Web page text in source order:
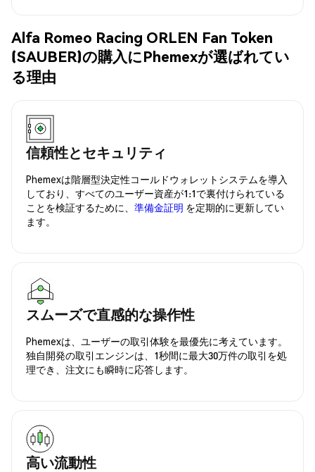
Alfa Romeo Racing ORLEN Fan Token
(SAUBER)の購入にPhemexが選ばれてい
る理由
信頼性とセキュリティ
Phemexは階層型決定性コールドウォレットシステムを導入
しており、すべてのユーザー資産が1:1で裏付けられている
ことを検証するために、 準備金証明 を定期的に更新してい
ます。
スムーズで直感的な操作性
Phemexは、ユーザーの取引体験を最優先に考えています。
独自開発の取引エンジンは、1秒間に最大30万件の取引を処
理でき、注文にも瞬時に応答します。
高い流動性